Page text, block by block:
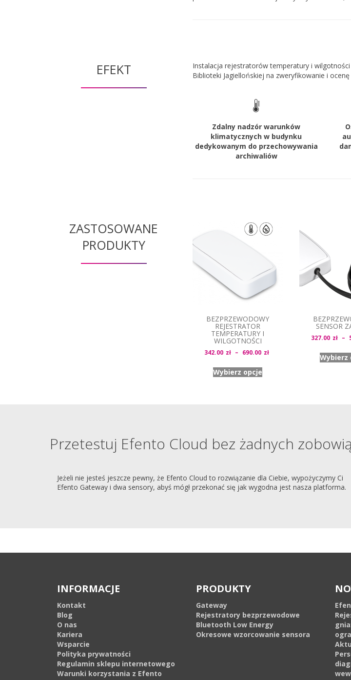
EFEKT
Instalacja rejestratorów temperatury i
Biblioteki Jagiellońskiej na zweryfikowanie i
Zdalny nadzór warunków
klimatycznych w budynku
dedykowanym do przechowywania
archiwaliów
ZASTOSOWANE
PRODUKTY
BEZPRZEWODOWY
REJESTRATOR
TEMPERATURY I
WILGOTNOŚCI
342.00 zł – 690.00 zł
Wybierz opcje
SENSOR
327.00 zł –
Wybierz
Przetestuj Efento Cloud bez żadnych
Jeżeli nie jesteś jeszcze pewny, że Efento Cloud to rozwiązanie dla Ciebie, wypożyczymy Ci
Efento Gateway i dwa sensory, abyś mógł przekonać się jak wygodna jest nasza platforma.
INFORMACJE
Kontakt
Blog
O nas
Kariera
Wsparcie
Polityka prywatności
Regulamin sklepu internetowego
Warunki korzystania z Efento
PRODUKTY
Gateway
Rejestratory bezprzewodowe
Bluetooth Low Energy
Okresowe wzorcowanie sensora